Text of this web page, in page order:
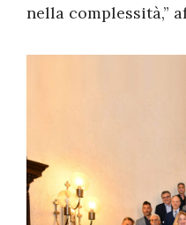
nella complessità,”